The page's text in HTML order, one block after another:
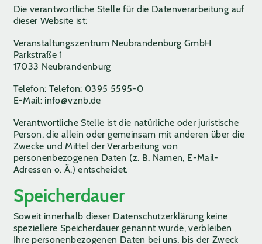
Die verantwortliche Stelle für die Datenverarbeitung auf
dieser Website ist:
Veranstaltungszentrum Neubrandenburg GmbH
Parkstraße 1
17033 Neubrandenburg
Telefon: Telefon: 0395 5595-0
E-Mail: info@vznb.de
Verantwortliche Stelle ist die natürliche oder juristische
Person, die allein oder gemeinsam mit anderen über die
Zwecke und Mittel der Verarbeitung von
personenbezogenen Daten (z. B. Namen, E-Mail-
Adressen o. Ä.) entscheidet.
Speicherdauer
Soweit innerhalb dieser Datenschutzerklärung keine
speziellere Speicherdauer genannt wurde, verbleiben
Ihre personenbezogenen Daten bei uns, bis der Zweck